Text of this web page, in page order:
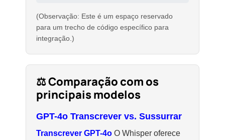
(Observação: Este é um espaço reservado
para um trecho de código específico para
integração.)
⚖️ Comparação com os
principais modelos
GPT-4o Transcrever vs. Sussurrar
Transcrever GPT-4o O Whisper oferece